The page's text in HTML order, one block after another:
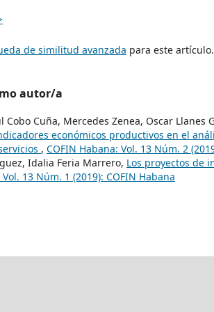
de similitud avanzada para este artículo.
autor/a
Cobo Cuña, Mercedes Zenea, Oscar
económicos productivos en el
, COFIN Habana: Vol. 13 Núm. 2
Idalia Feria Marrero, Los proyectos de
13 Núm. 1 (2019): COFIN Habana